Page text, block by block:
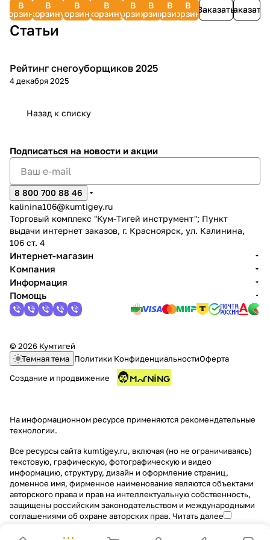
GEOS
412127
В
корзину
двигателей)
33292
В
корзину(20
шт.)
В
корзину
Professional
637828
В
корзину
В
корзину
В
корзину
В
корзинупаровой
щетки
В
корзину
838266
Заказать(26
шт.)
Заказать
Статьи
Зимняя
Рейтинг снегоуборщиков 2025
4 декабря 2025
Назад к списку
Подписаться на новости и акции
8 800 700 88 46
kalinina106@kumtigey.ru
Торговый комплекс "Кум-Тигей инструмент"; Пункт
выдачи интернет заказов, г. Красноярск, ул. Калинина,
106 ст. 4
Интернет-магазин
Компания
Информация
Помощь
© 2026 Кумтигей
Темная тема Политики КонфиденциальностиОферта
Создание и продвижение
На информационном ресурсе применяются рекомендательные
технологии.
Все ресурсы сайта kumtigey.ru, включая (но не ограничиваясь)
текстовую, графическую, фотографическую и видео
информацию, структуру, дизайн и оформление страниц,
доменное имя, фирменное наименование являются объектами
авторского права и прав на интеллектуальную собственность,
защищены российским законодательством и международными
соглашениями об охране авторских прав. Читать далее